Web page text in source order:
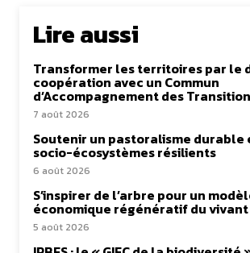
Lire aussi
Transformer les territoires par le
coopération avec un Commun
d’Accompagnement des
7 août 2026
Soutenir un pastoralisme durable
socio-écosystèmes résilients
6 août 2026
S’inspirer de l’arbre pour un
économique régénératif du
5 août 2026